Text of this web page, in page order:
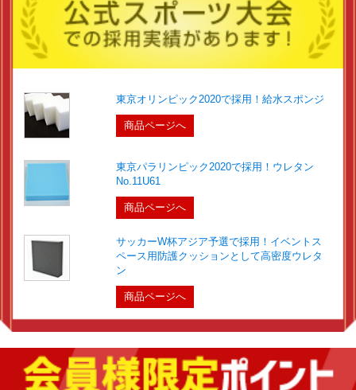
東京オリンピック2020で採用！給水スポンジ
商品ページへ
東京パラリンピック2020で採用！ウレタン
No.11U61
商品ページへ
サッカーW杯アジア予選で採用！イベントス
ペース用防護クッションとして高密度ウレタ
ン
商品ページへ